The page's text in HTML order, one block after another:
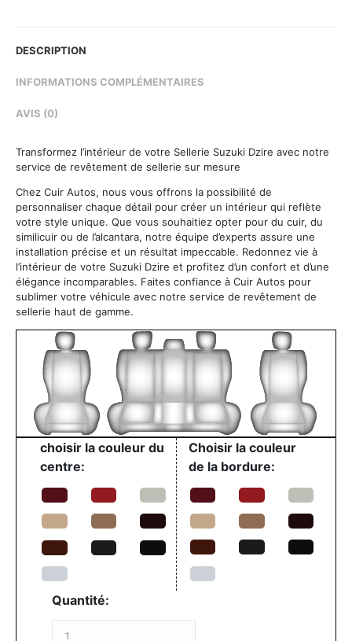
DESCRIPTION
INFORMATIONS COMPLÉMENTAIRES
AVIS (0)
Transformez l’intérieur de votre Sellerie Suzuki Dzire avec notre
service de revêtement de sellerie sur mesure
Chez Cuir Autos, nous vous offrons la possibilité de
personnaliser chaque détail pour créer un intérieur qui reflète
votre style unique. Que vous souhaitiez opter pour du cuir, du
similicuir ou de l’alcantara, notre équipe d’experts assure une
installation précise et un résultat impeccable. Redonnez vie à
l’intérieur de votre Suzuki Dzire et profitez d’un confort et d’une
élégance incomparables. Faites confiance à Cuir Autos pour
sublimer votre véhicule avec notre service de revêtement de
sellerie haut de gamme.
choisir la couleur du
centre:
Choisir la couleur
de la bordure:
Quantité: